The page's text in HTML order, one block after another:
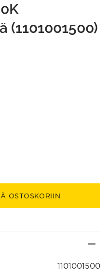
(1101001500)
OSTOSKORIIN
1101001500